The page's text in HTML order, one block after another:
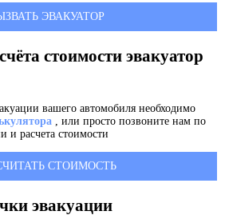
ЭВАКУАТОР
стоимости эвакуатор
вашего автомобиля необходимо
, или просто позвоните нам по
и расчета стоимости
СТОИМОСТЬ
эвакуации